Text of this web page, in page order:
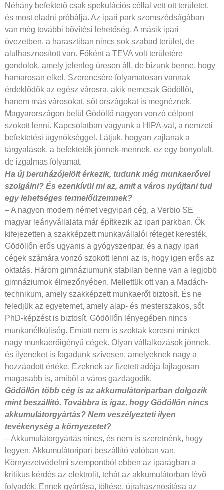
Néhány befektető csak spekulációs céllal vett ott területet,
és most eladni próbálja. Az ipari park szomszédságában
van még további bővítési lehetőség. A másik ipari
övezetben, a harasztiban nincs sok szabad terület, de
alulhasznosított van. Főként a TEVA volt területére
gondolok, amely jelenleg üresen áll, de bízunk benne, hogy
hamarosan elkel. Szerencsére folyamatosan vannak
érdeklődők az egész városra, akik nemcsak Gödöllőt,
hanem más városokat, sőt országokat is megnéznek.
Magyarországon belül Gödöllő nagyon vonzó célpont
szokott lenni. Kapcsolatban vagyunk a HIPA-val, a nemzeti
befektetési ügynökséggel. Látjuk, hogyan zajlanak a
tárgyalások, a befektetők jönnek-mennek, ez egy bonyolult,
de izgalmas folyamat.
Ha új beruházójelölt érkezik, tudunk még munkaerővel
szolgálni? És ezenkívül mi az, amit a város nyújtani tud
egy lehetséges termelőüzemnek?
– A nagyon modern német vegyipari cég, a Verbio SE
magyar leányvállalata már építkezik az ipari parkban. Ők
kifejezetten a szakképzett munkavállalói réteget keresték.
Gödöllőn erős ugyanis a gyógyszeripar, és a nagy ipari
cégek számára vonzó szokott lenni az is, hogy igen erős az
oktatás. Három gimnáziumunk stabilan benne van a legjobb
gimnáziumok élmezőnyében. Mellettük ott van a Madách-
technikum, amely szakképzett munkaerőt biztosít. És ne
feledjük az egyetemet, amely alap- és mesterszakos, sőt
PhD-képzést is biztosít. Gödöllőn lényegében nincs
munkanélküliség. Emiatt nem is szoktak keresni minket
nagy munkaerőigényű cégek. Olyan vállalkozások jönnek,
és ilyeneket is fogadunk szívesen, amelyeknek nagy a
hozzáadott értéke. Ezeknek az fizetett adója fajlagosan
magasabb is, amiből a város gazdagodik.
Gödöllőn több cég is az akkumulátoriparban dolgozik
mint beszállító. Továbbra is igaz, hogy Gödöllőn nincs
akkumulátorgyártás? Nem veszélyezteti ilyen
tevékenység a környezetet?
– Akkumulátorgyártás nincs, és nem is szeretnénk, hogy
legyen. Akkumulátoripari beszállító valóban van.
Környezetvédelmi szempontból ebben az iparágban a
kritikus kérdés az elektrolit, tehát az akkumulátorban lévő
folyadék. Ennek gyártása, töltése, újrahasznosítása az